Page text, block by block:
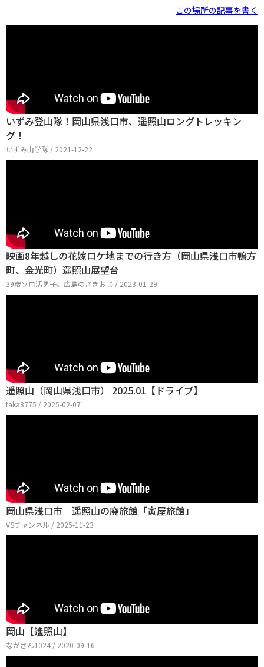
この場所の記事を書く
いずみ登山隊！岡山県浅口市、遥照山ロングトレッキン
グ！
いずみ山学隊 / 2021-12-22
映画8年越しの花嫁ロケ地までの行き方（岡山県浅口市鴨方
町、金光町）遥照山展望台
39歳ソロ活男子。広島のざきおじ / 2023-01-29
遥照山（岡山県浅口市） 2025.01【ドライブ】
taka8775 / 2025-02-07
岡山県浅口市 遥照山の廃旅館「寅屋旅館」
VSチャンネル / 2025-11-23
岡山【遙照山】
ながさん1024 / 2020-09-16